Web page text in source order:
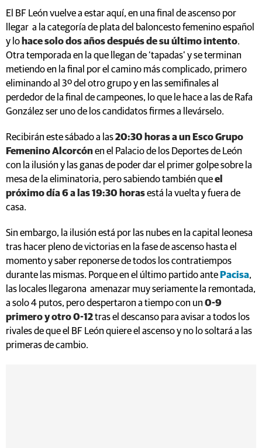
El BF León vuelve a estar aquí, en una final de ascenso por
llegar a la categoría de plata del baloncesto femenino español
y lo hace solo dos años después de su último intento.
Otra temporada en la que llegan de ‘tapadas’ y se terminan
metiendo en la final por el camino más complicado, primero
eliminando al 3º del otro grupo y en las semifinales al
perdedor de la final de campeones, lo que le hace a las de Rafa
González ser uno de los candidatos firmes a llevárselo.
Recibirán este sábado a las20:30 horas a un Esco Grupo
Femenino Alcorcónen el Palacio de los Deportes de León
con la ilusión y las ganas de poder dar el primer golpe sobre la
mesa de la eliminatoria, pero sabiendo también queel
próximo día 6 a las 19:30 horasestá la vuelta y fuera de
casa.
Sin embargo, la ilusión está por las nubes en la capital leonesa
tras hacer pleno de victorias en la fase de ascenso hasta el
momento y saber reponerse de todos los contratiempos
durante las mismas. Porque en el último partido ante Pacisa,
las locales llegarona amenazar muy seriamente la remontada,
a solo 4 putos, pero despertaron a tiempo con un 0-9
primero y otro 0-12tras el descanso para avisar a todos los
rivales de que el BF León quiere el ascenso y no lo soltará a las
primeras de cambio.